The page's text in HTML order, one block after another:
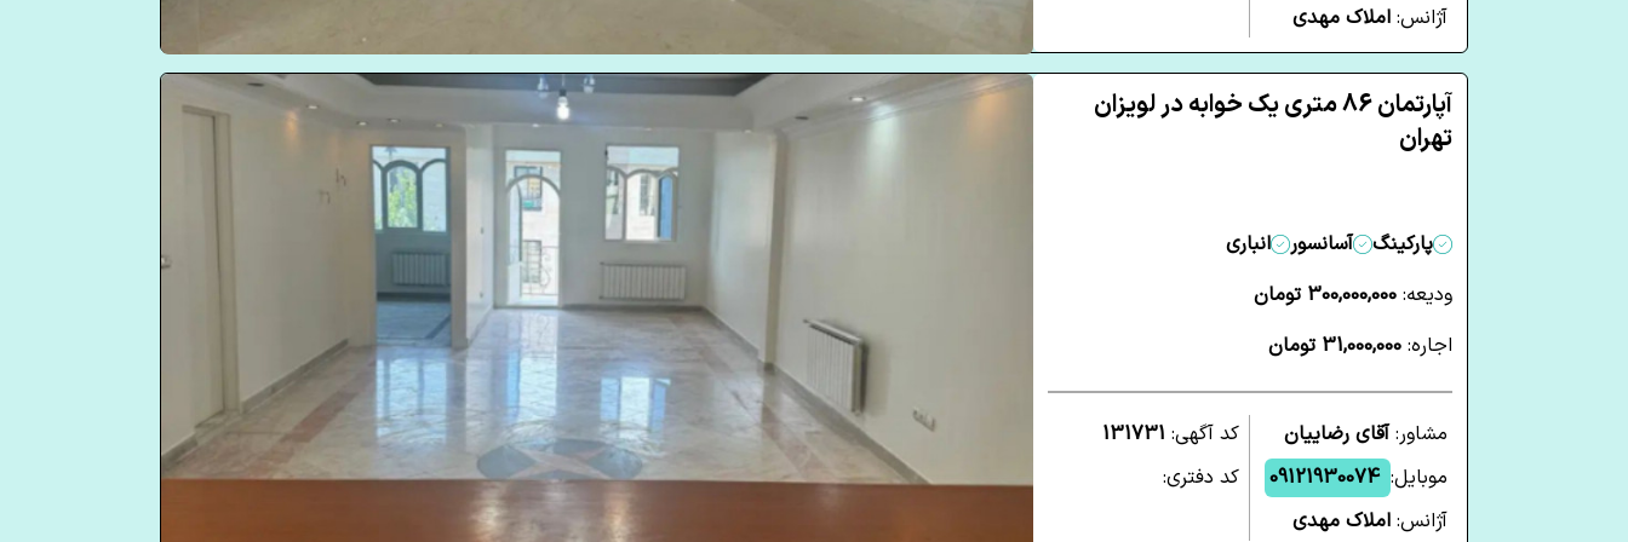
آژانس: املاک مهدی
آپارتمان 86 متری یک خوابه در لویزان
تهران
پارکینگ آسانسور
انباری
ودیعه: 300,000,000 تومان
اجاره: 31,000,000 تومان
مشاور:آقای رضاییان
موبایل: 09121930074
آژانس: املاک مهدی
کد آگهی: 131731
کد دفتری: